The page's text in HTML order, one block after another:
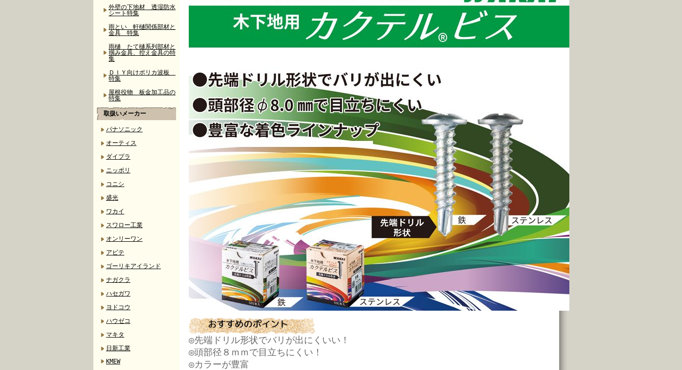
外壁の下地材 透湿防水
シート特集
雨とい 軒樋関係部材と
金具 特集
雨樋 たて樋系列部材と
掴み金具、控え金具の特
集
ＤＩＹ向けポリカ波板
特集
屋根役物 板金加工品の
特集
取扱いメーカー
パナソニック
オーティス
ダイプラ
ニッポリ
コニシ
盛光
ワカイ
スワロー工業
オンリーワン
アビテ
ゴーリキアイランド
ナガクラ
ハセガワ
ヨドコウ
ハウゼコ
マキタ
日新工業
KMEW
◎先端ドリル形状でバリが出にくいい！
◎頭部径８ｍｍで目立ちにくい！
◎カラーが豊富